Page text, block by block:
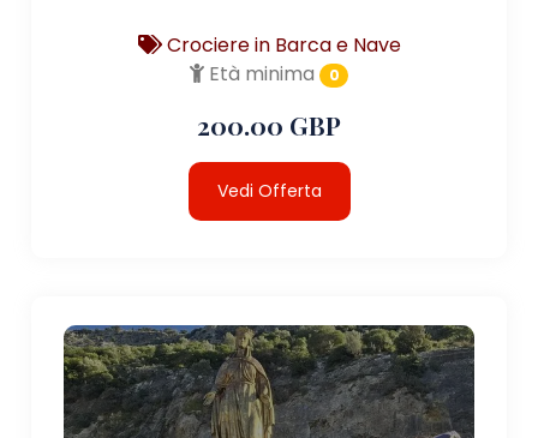
Crociere in Barca e Nave
Età minima
0
200.00 GBP
Vedi Offerta